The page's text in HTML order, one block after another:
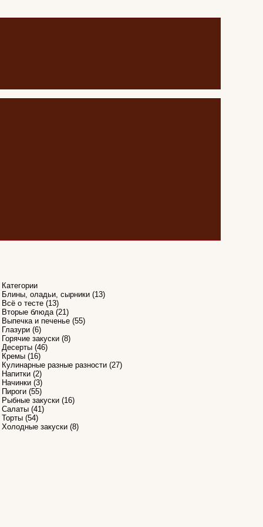
Категории
Блины, оладьи, сырники(13)
Всё о тесте(13)
Вторые блюда(21)
Выпечка и печенье(55)
Глазури(6)
Горячие закуски(8)
Десерты(46)
Кремы(16)
Кулинарные разные разности(27)
Напитки(2)
Начинки(3)
Пироги(55)
Рыбные закуски(16)
Салаты(41)
Торты(54)
Холодные закуски(8)